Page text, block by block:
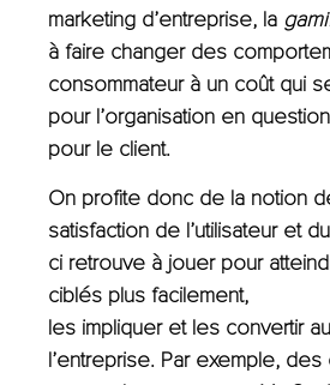
marketing d’entreprise, la
à faire changer des
consommateur à un coût qui
pour l’organisation en
pour le client.
On profite donc de la notion
satisfaction de l’utilisateur et
ci retrouve à jouer pour
ciblés plus facilement,
les impliquer et les convertir
l’entreprise. Par exemple, des